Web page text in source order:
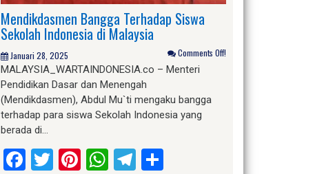
Mendikdasmen Bangga Terhadap Siswa
Sekolah Indonesia di Malaysia
Januari 28, 2025 Comments Off!
MALAYSIA_WARTAINDONESIA.co – Menteri
Pendidikan Dasar dan Menengah
(Mendikdasmen), Abdul Mu`ti mengaku bangga
terhadap para siswa Sekolah Indonesia yang
berada di…
Facebook
Twitter
Pinterest
WhatsApp
Telegram